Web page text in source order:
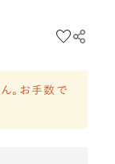
。お手数で